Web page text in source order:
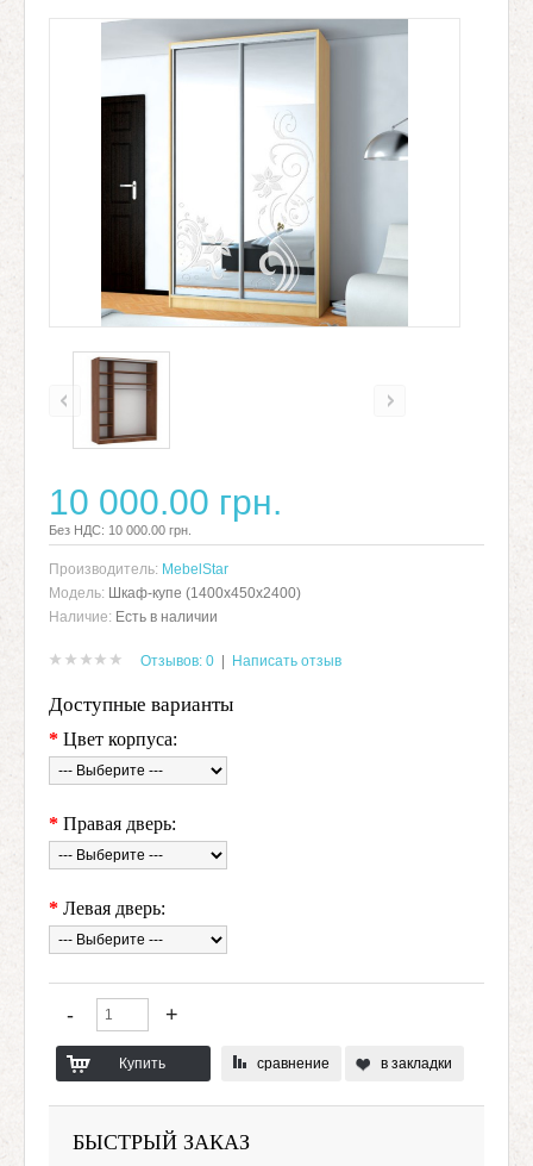
10 000.00 грн.
Без НДС: 10 000.00 грн.
Производитель: MebelStar
Модель: Шкаф-купе (1400х450х2400)
Наличие: Есть в наличии
Отзывов: 0 Написать отзыв
Доступные варианты
* Цвет корпуса:
* Правая дверь:
* Левая дверь:
сравнение в закладки
БЫСТРЫЙ ЗАКАЗ